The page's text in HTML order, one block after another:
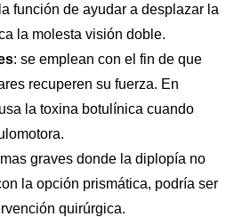
función de ayudar a desplazar la
la molesta visión doble.
: se emplean con el fin de que
recuperen su fuerza. En
la toxina botulínica cuando
graves donde la diplopía no
la opción prismática, podría ser
quirúrgica.